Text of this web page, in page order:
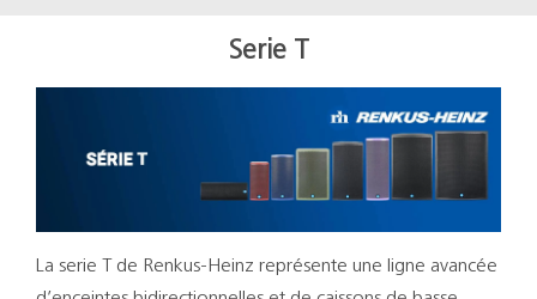
Serie T
La serie T de Renkus-Heinz représente une ligne avancée